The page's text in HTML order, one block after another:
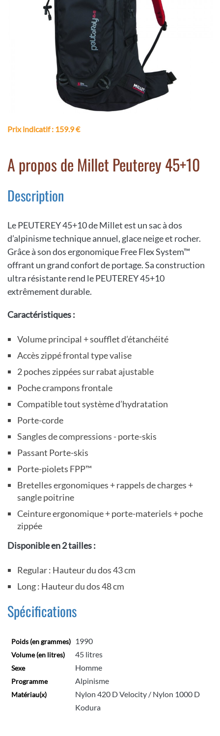
Prix indicatif: 159.9 €
A propos de Millet Peuterey 45+10
Description
Le PEUTEREY 45+10 de Millet est un sac à dos
d’alpinisme technique annuel, glace neige et rocher.
Grâce à son dos ergonomique Free Flex System™
offrant un grand confort de portage. Sa construction
ultra résistante rend le PEUTEREY 45+10
extrêmement durable.
Caractéristiques :
Volume principal + soufflet d’étanchéité
Accès zippé frontal type valise
2 poches zippées sur rabat ajustable
Poche crampons frontale
Compatible tout système d’hydratation
Porte-corde
Sangles de compressions - porte-skis
Passant Porte-skis
Porte-piolets FPP™
Bretelles ergonomiques + rappels de charges +
sangle poitrine
Ceinture ergonomique + porte-materiels + poche
zippée
Disponible en 2 tailles :
Regular : Hauteur du dos 43 cm
Long : Hauteur du dos 48 cm
Spécifications
Poids (en grammes) 1990
Volume (en litres) 45 litres
Sexe Homme
Programme Alpinisme
Matériau(x)
Nylon 420 D Velocity / Nylon 1000 D
Kodura